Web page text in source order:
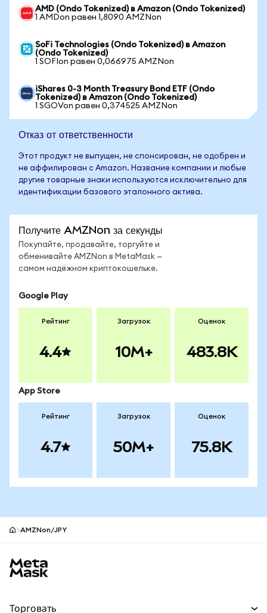
AMD (Ondo Tokenized) в Amazon (Ondo Tokenized)
1 AMDon равен 1,8090 AMZNon
SoFi Technologies (Ondo Tokenized) в Amazon
(Ondo Tokenized)
1 SOFIon равен 0,066975 AMZNon
iShares 0-3 Month Treasury Bond ETF (Ondo
Tokenized) в Amazon (Ondo Tokenized)
1 SGOVon равен 0,374525 AMZNon
Отказ от ответственности
Этот продукт не выпущен, не спонсирован, не одобрен и
не аффилирован с Amazon. Название компании и любые
другие товарные знаки используются исключительно для
идентификации базового эталонного актива.
Получите AMZNon за секунды
Покупайте, продавайте, торгуйте и
обменивайте AMZNon в MetaMask —
самом надёжном криптокошельке.
Google Play
Рейтинг
4.4
Загрузок
10M+
Оценок
483.8K
App Store
Рейтинг
4.7
Загрузок
50M+
Оценок
75.8K
AMZNon/JPY
Торговать